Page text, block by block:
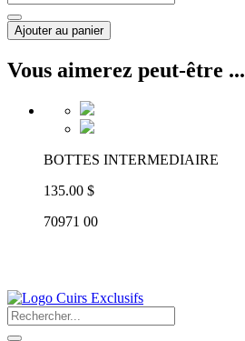
Ajouter au panier
Vous aimerez peut-être ...
BOTTES INTERMEDIAIRE
135.00 $
70971 00